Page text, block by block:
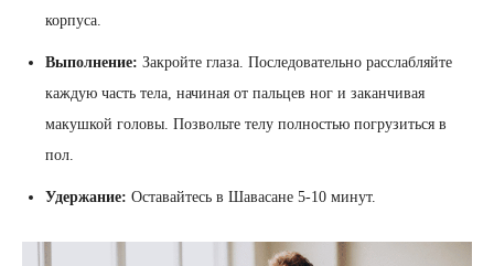
корпуса.
Выполнение: Закройте глаза. Последовательно расслабляйте
каждую часть тела, начиная от пальцев ног и заканчивая
макушкой головы. Позвольте телу полностью погрузиться в
пол.
Удержание: Оставайтесь в Шавасане 5-10 минут.